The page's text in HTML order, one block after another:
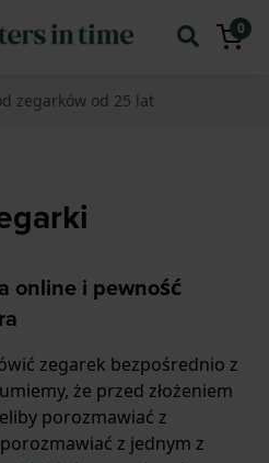
0
zegarków od 25 lat
online i pewność
zegarek bezpośrednio z
że przed złożeniem
porozmawiać z
z jednym z